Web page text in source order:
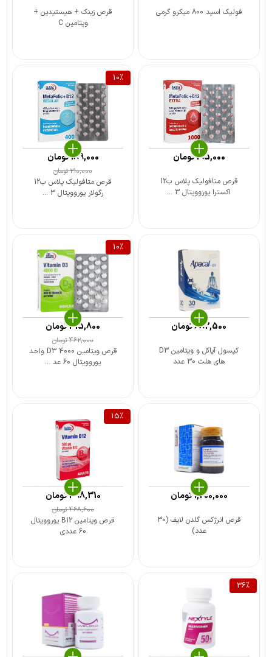
فولیک اسید 800 میکرو گرمی
قرص زینک + هیستیدین +
ویتامین C
قرص متافولیک پلاس ب12
اکسترا یوروویتال 3 ...
195,000تومان
10%
قرص متافولیک پلاس ب12
رگولار یوروویتال 3 ...
210,000تومان
189,000تومان
کپسول آپاکل و ویتامین D3
های هلث 30 عدد
682,500تومان
10%
قرص ویتامین D3 4000 واحد
یوروویتال 60 عد ...
462,000تومان
415,800تومان
قرص انرژکس گلدن لایف (30
عدد)
1,200,000تومان
15%
قرص ویتامین B12 یوروویتال
60 عددی
468,600تومان
398,310تومان
36%